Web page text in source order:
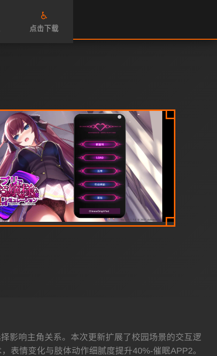
♿
点击下载
影响主角关系。本次更新扩展了校园场景的交互逻
表情变化与肢体动作细腻度提升40%-催眠APP2。